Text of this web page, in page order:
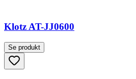
Klotz AT-JJ0600
Se produkt